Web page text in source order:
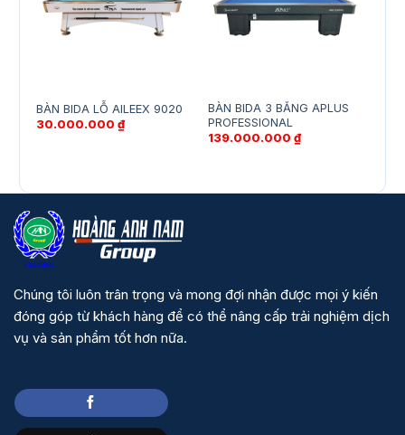
BÀN BIDA LỖ AILEEX 9020
30.000.000 ₫
BÀN BIDA 3 BĂNG APLUS
PROFESSIONAL
139.000.000 ₫
Chúng tôi luôn trân trọng và mong đợi nhận được mọi ý kiến
đóng góp từ khách hàng để có thể nâng cấp trải nghiệm dịch
vụ và sản phẩm tốt hơn nữa.